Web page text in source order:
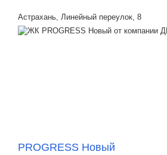
Астрахань, Линейный переулок, 8
PROGRESS Новый